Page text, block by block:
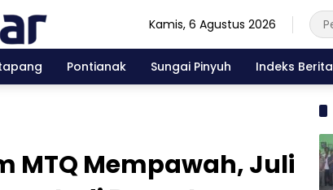
Kamis, 6 Agustus 2026
Pontianak Sungai Pinyuh Indeks Berita
MTQ Mempawah, Juli